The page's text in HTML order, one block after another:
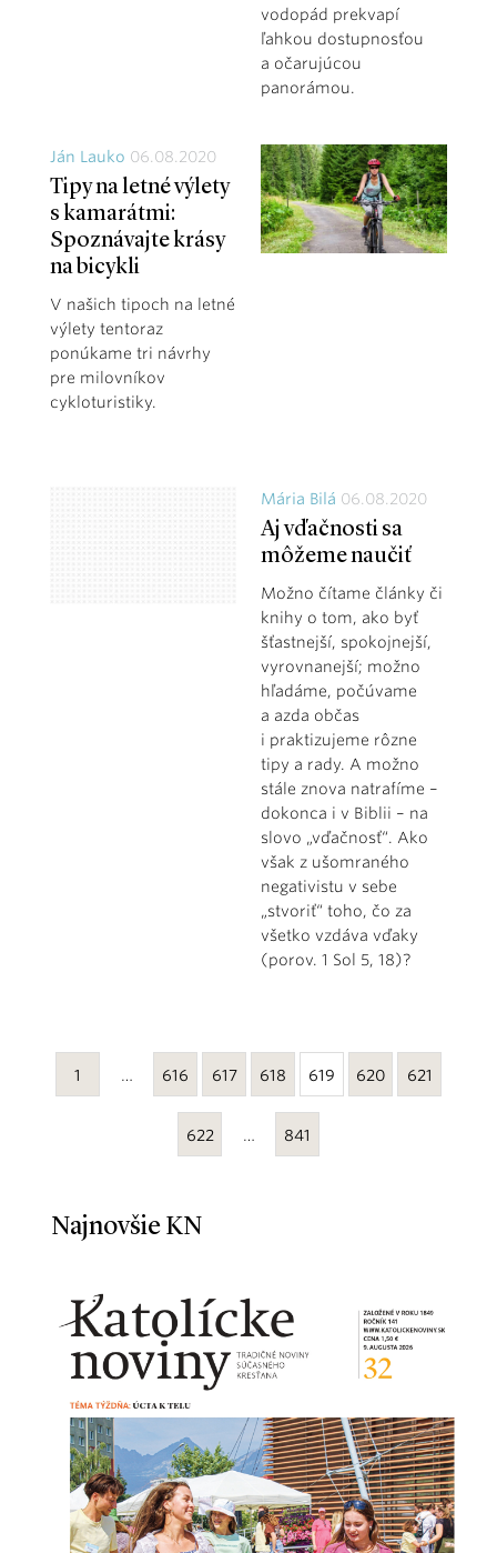
vodopád prekvapí
ľahkou dostupnosťou
a očarujúcou
panorámou.
Ján Lauko 06.08.2020
Tipy na letné výlety
s kamarátmi:
Spoznávajte krásy
na bicykli
V našich tipoch na letné
výlety tentoraz
ponúkame tri návrhy
pre milovníkov
cykloturistiky.
Mária Bilá 06.08.2020
Aj vďačnosti sa
môžeme naučiť
Možno čítame články či
knihy o tom, ako byť
šťastnejší, spokojnejší,
vyrovnanejší; možno
hľadáme, počúvame
a azda občas
i praktizujeme rôzne
tipy a rady. A možno
stále znova natrafíme –
dokonca i v Biblii – na
slovo „vďačnosť“. Ako
však z ušomraného
negativistu v sebe
„stvoriť“ toho, čo za
všetko vzdáva vďaky
(porov. 1 Sol 5, 18)?
1 … 616 617 618 619 620 621
622 … 841
Najnovšie KN